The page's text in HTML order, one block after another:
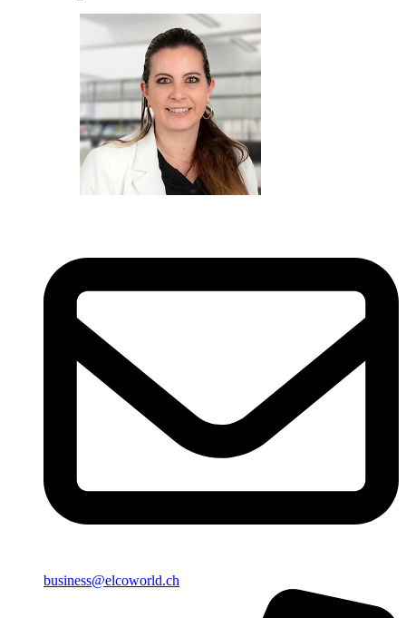
business@elcoworld.ch